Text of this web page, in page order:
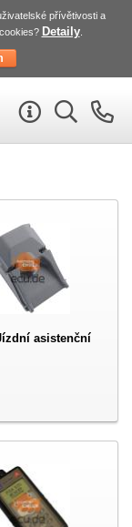
přívětivosti a
Detaily.
asistenční